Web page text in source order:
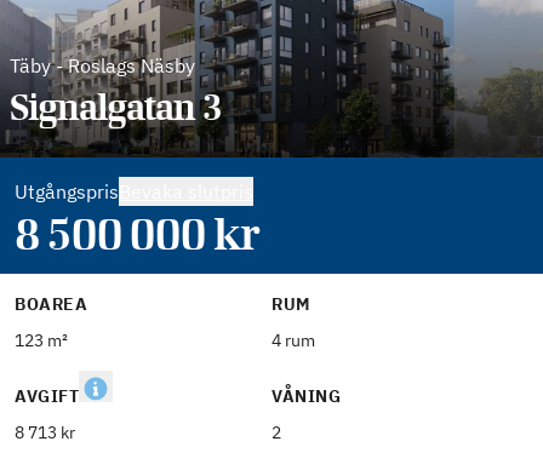
Täby-Roslags Näsby
Signalgatan 3
Utgångspris
8 500 000kr
BOAREA
123 m²
RUM
4 rum
AVGIFT
8 713 kr
VÅNING
2